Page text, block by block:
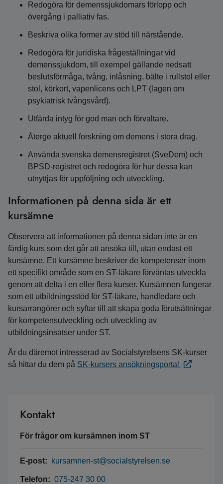
Redogöra för demenssjukdomars förlopp och
övergång i palliativ fas.
Beskriva olika former av stöd till närstående.
Redogöra för juridiska frågeställningar vid
demenssjukdom, till exempel gällande nedsatt
beslutsförmåga, tvång, inlåsning, bälte i rullstol eller
stol, körkort, vapenlicens och LPT (lagen om
psykiatrisk tvångsvård).
Utfärda intyg för god man och förvaltare.
Återge aktuell forskning om demens i stora drag.
Använda svenska demensregistret (SveDem) och
BPSD-registret och redogöra för hur dessa kan
utnyttjas för uppföljning och utveckling.
Informationen på denna sida är ett
kursämne
Observera att informationen på denna sidan inte är en
färdig kurs som det går att ansöka till, utan endast ett
kursämne. Ett kursämne beskriver de kompetenser inom
ett specifikt område som en ST-läkare förväntas utveckla
genom att delta i en eller flera kurser. Kursämnen fungerar
som ett utbildningsstöd för ST-läkare, handledare och
kursarrangörer och syftar till att skapa goda förutsättningar
för kompetensutveckling och utveckling av
utbildningsinsatser under ST.
Är du däremot intresserad av Socialstyrelsens SK-kurser
så hittar du dem på SK-kursers ansökningsportal
Kontakt
För frågor om kursämnen inom ST
E-post: kursamnen-st@socialstyrelsen.se
Telefon: 075-247 30 00